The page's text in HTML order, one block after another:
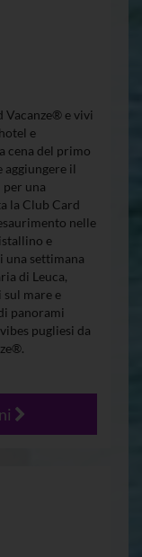
Vacanze® e vivi
e
cena del primo
aggiungere il
una
la Club Card
nelle
e
una settimana
di Leuca,
mare e
panorami
pugliesi da